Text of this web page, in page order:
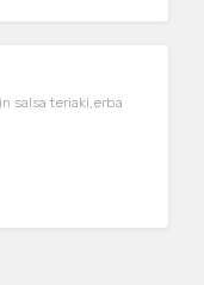
salsa teriaki,erba